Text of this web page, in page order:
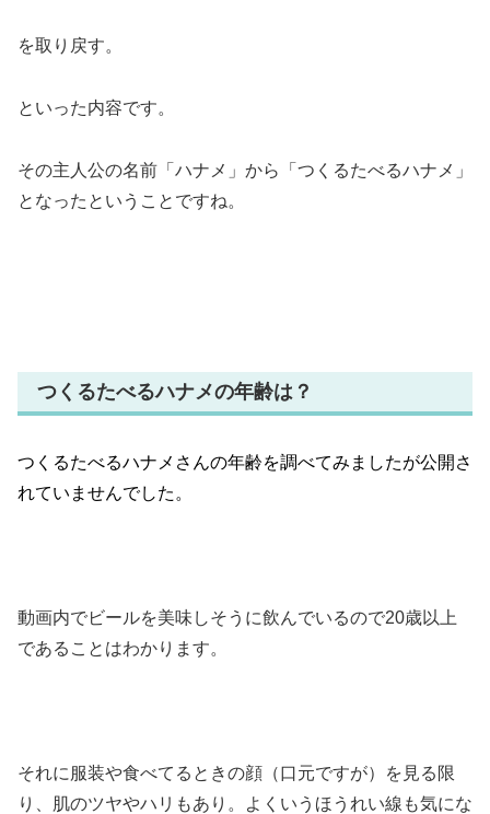
を取り戻す。
といった内容です。
その主人公の名前「ハナメ」から「つくるたべるハナメ」
となったということですね。
つくるたべるハナメの年齢は？
つくるたべるハナメさんの年齢を調べてみましたが公開さ
れていませんでした。
動画内でビールを美味しそうに飲んでいるので20歳以上
であることはわかります。
それに服装や食べてるときの顔（口元ですが）を見る限
り、肌のツヤやハリもあり。よくいうほうれい線も気にな